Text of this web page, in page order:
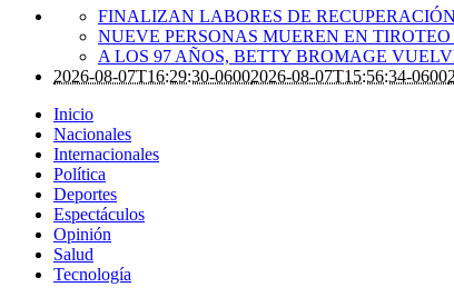
FINALIZAN LABORES DE
NUEVE PERSONAS MUEREN EN
A LOS 97 AÑOS, BETTY BROMAGE
2026-08-07T16:29:30-06002026-08-07T15:56:34-0600
Inicio
Nacionales
Internacionales
Política
Deportes
Espectáculos
Opinión
Salud
Tecnología